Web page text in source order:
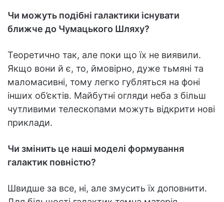
Чи можуть подібні галактики існувати
ближче до Чумацького Шляху?
Теоретично так, але поки що їх не виявили.
Якщо вони й є, то, ймовірно, дуже тьмяні та
маломасивні, тому легко губляться на фоні
інших об’єктів. Майбутні огляди неба з більш
чутливими телескопами можуть відкрити нові
приклади.
Чи змінить це наші моделі формування
галактик повністю?
Швидше за все, ні, але змусить їх доповнити.